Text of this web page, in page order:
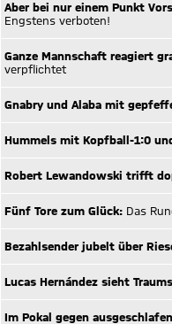
Aber bei nur einem Punkt
Engstens verboten!
Ganze Mannschaft reagiert
verpflichtet
Gnabry und Alaba mit
Hummels mit Kopfball-1:0
Robert Lewandowski trifft
Fünf Tore zum Glück: Das
Bezahlsender jubelt über
Lucas Hernández sieht
Im Pokal gegen